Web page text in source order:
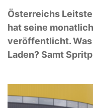
Österreichs
hat seine
veröffentlicht.
Laden? Samt